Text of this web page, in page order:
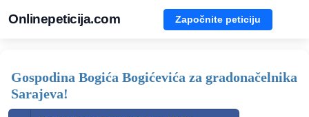
Onlinepeticija.com Započnite peticiju
Gospodina Bogića Bogićevića za gradonačelnika
Sarajeva!